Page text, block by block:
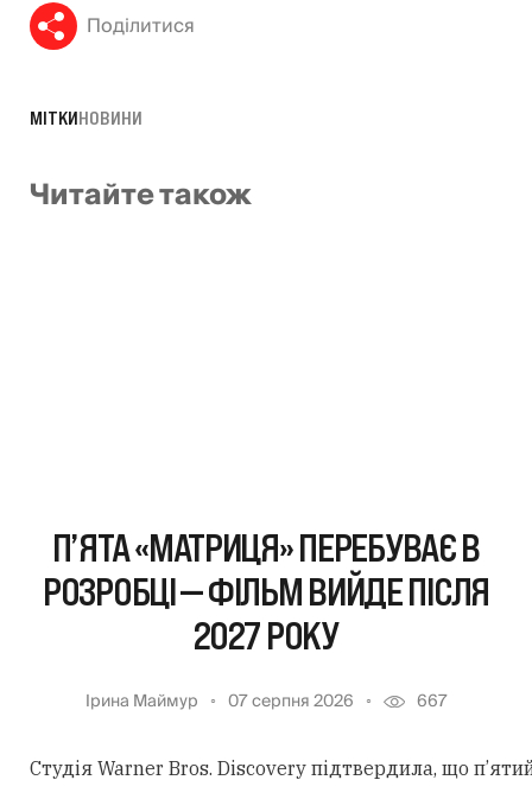
Поділитися
МІТКИНОВИНИ
Читайте також
П’ЯТА «МАТРИЦЯ» ПЕРЕБУВАЄ В
РОЗРОБЦІ — ФІЛЬМ ВИЙДЕ ПІСЛЯ
2027 РОКУ
Ірина Маймур 07 серпня 2026 667
Студія Warner Bros. Discovery підтвердила, що